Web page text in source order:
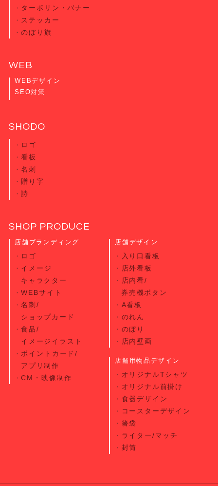
ターポリン・バナー
ステッカー
のぼり旗
WEB
WEBデザイン
SEO対策
SHODO
ロゴ
看板
名刺
贈り字
詩
SHOP PRODUCE
店舗ブランディング
ロゴ
イメージ
キャラクター
WEBサイト
名刺/
ショップカード
食品/
イメージイラスト
ポイントカード/
アプリ制作
CM・映像制作
店舗デザイン
入り口看板
店外看板
店内看/
券売機ボタン
A看板
のれん
のぼり
店内壁画
店舗用物品デザイン
オリジナルTシャツ
オリジナル前掛け
食器デザイン
コースターデザイン
箸袋
ライター/マッチ
封筒